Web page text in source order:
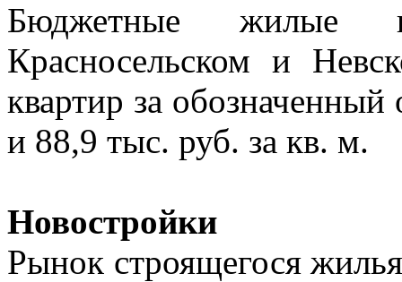
Бюджетные жилые
Красносельском и
квартир за обозначенный
и 88,9 тыс. руб. за кв. м.
Новостройки
Рынок строящегося